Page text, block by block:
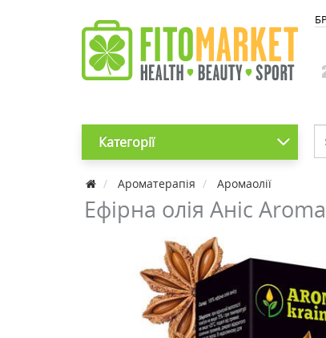
Категорії
Ароматерапія Аромаолії
Ефірна олія Аніс